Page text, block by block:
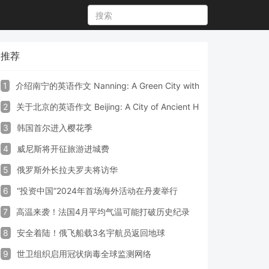
推荐
1 介绍南宁的英语作文 Nanning: A Green City with Vibrant Culture
2 关于北京的英语作文 Beijing: A City of Ancient Heritage and
3 韩国首尔进入樱花季
4 威尼斯将开征旅游进城费
5 俄罗斯外长拉夫罗夫将访华
6 “投资中国”2024年首场海外活动在丹麦举行
7 高温来袭！法国4月平均气温可能打破历史纪录
8 安全着陆！俄飞船载3名宇航员返回地球
9 世卫组织启用冠状病毒全球监测网络